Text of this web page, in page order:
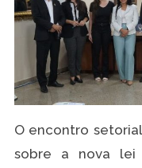
O encontro
sobre a nova lei